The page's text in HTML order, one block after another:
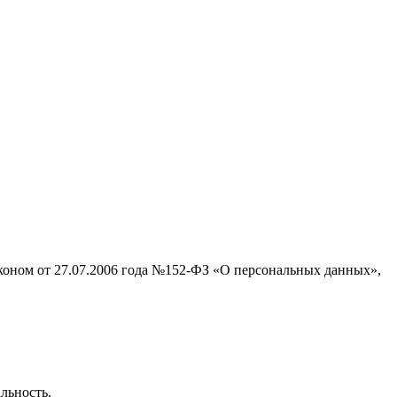
от 27.07.2006 года №152-ФЗ «О персональных данных»,